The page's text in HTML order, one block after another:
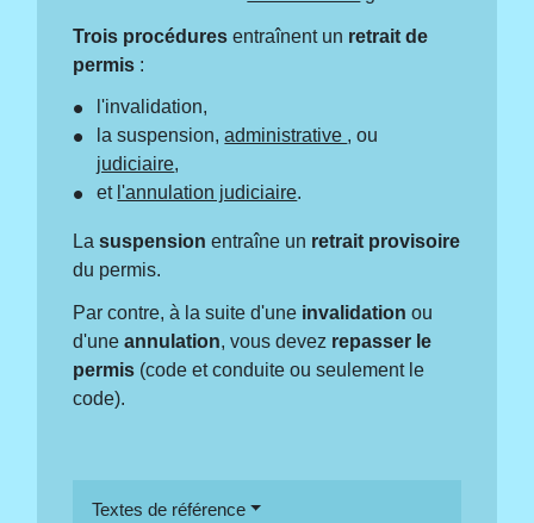
Trois procédures entraînent un retrait de
permis :
l'invalidation,
la suspension,administrative , ou
judiciaire,
et l'annulation judiciaire.
Lasuspension entraîne un retrait provisoire
du permis.
Par contre, à la suite d'une invalidation ou
d'uneannulation, vous devez repasser le
permis (code et conduite ou seulement le
code).
Textes de référence